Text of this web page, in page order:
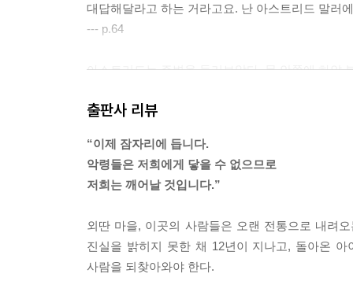
대답해달라고 하는 거라고요. 난 아스트리드 말러
--- p.64
아스트리드는 주변을 둘러보았다. 문 안쪽에 하얀
트리드는 그것들이 오래된 수호의 상징이라는 것
아스트리드는 매일 밤 잠자리에 들기 전 하던 기
--- p.91
자 곧바로 정신없이 기침이 나왔다. 질식할 것 같
았다. 기침이 너무 심해서 구역질이 나기 시작했다.
아스트리드는 자신의 무릎 위에 토하고는 손등으
출판사 리뷰
“이제 잠자리에 듭니다.
악령들은 저희에게 닿을 수 없으므로
저희는 깨어날 것입니다.”
외딴 마을, 이곳의 사람들은 오랜 전통으로 내려
진실을 밝히지 못한 채 12년이 지나고, 돌아온
사람을 되찾아와야 한다.